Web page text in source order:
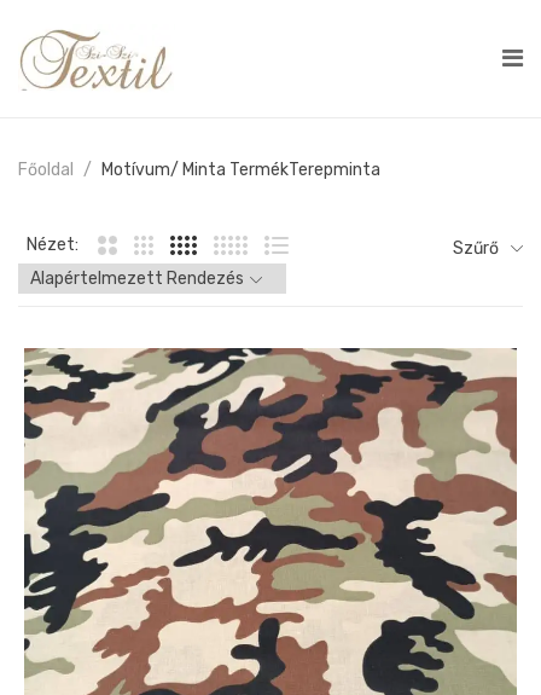
Főoldal Motívum/ Minta TermékTerepminta
Nézet: Szűrő